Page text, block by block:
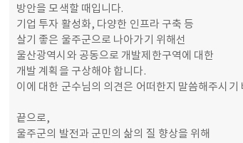
방안을 모색할 때입니다.
기업 투자 활성화, 다양한 인프라 구축 등
살기 좋은 울주군으로 나아가기 위해선
울산광역시와 공동으로 개발제한구역에 대한
개발 계획을 구상해야 합니다.
이에 대한 군수님의 의견은 어떠한지 말씀해주시기
끝으로,
울주군의 발전과 군민의 삶의 질 향상을 위해